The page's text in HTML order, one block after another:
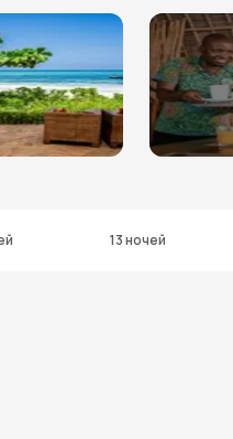
13 ночей